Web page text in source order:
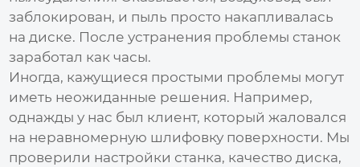
заблокирован, и пыль просто накапливалась
на диске. После устранения проблемы станок
заработал как часы.
Иногда, кажущиеся простыми проблемы могут
иметь неожиданные решения. Например,
однажды у нас был клиент, который жаловался
на неравномерную шлифовку поверхности. Мы
проверили настройки станка, качество диска,